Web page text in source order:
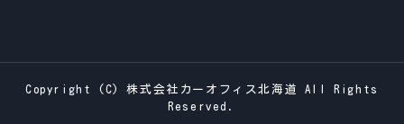
Copyright (C) 株式会社カーオフィス北海道 All Rights
Reserved.